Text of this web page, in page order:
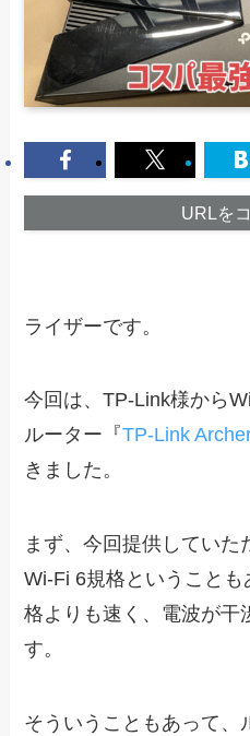
URLを
ライザーです。
今回は、TP-Link様から
ルーター『TP-Link
きました。
まず、今回提供してい
Wi-Fi 6規格ということ
格よりも速く、電波が干
す。
そういうこともあって、